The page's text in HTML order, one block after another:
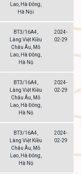
Lao, Hà Đông,
Hà Nội
BT3/16A4,
Làng Việt Kiều
Châu Âu, Mỗ
Lao, Hà Đông,
Hà Nộ
2024-
02-29
BT3/16A4,
Làng Việt Kiều
Châu Âu, Mỗ
Lao, Hà Đông,
Hà Nộ
2024-
02-29
BT3/16A4,
Làng Việt Kiều
Châu Âu, Mỗ
Lao, Hà Đông,
Hà Nộ
2024-
02-29